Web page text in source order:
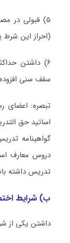
۵) قبولی در
(احراز این شرط
۶) داشتن
سقف سنی
تبصره: اعضای
اساتید حق
گواهینامه
تدریس داشته
ب) شرایط
داشتن یکی از